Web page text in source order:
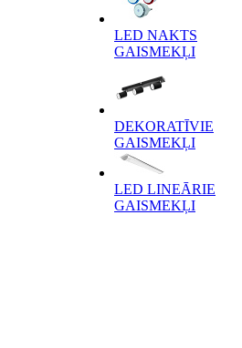
LED NAKTS
GAISMEKĻI
DEKORATĪVIE
GAISMEKĻI
LED LINEĀRIE
GAISMEKĻI